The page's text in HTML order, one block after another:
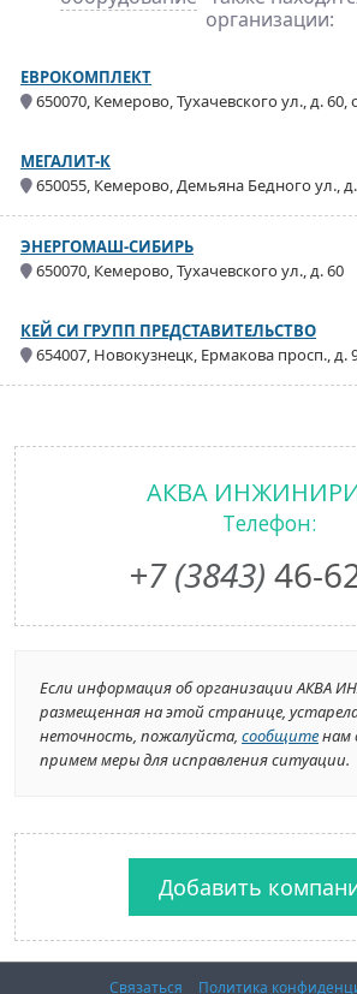
организации:
ЕВРОКОМПЛЕКТ
650070, Кемерово, Тухачевского ул., д. 60,
МЕГАЛИТ-К
650055, Кемерово, Демьяна Бедного ул.,
ЭНЕРГОМАШ-СИБИРЬ
650070, Кемерово, Тухачевского ул., д. 60
КЕЙ СИ ГРУПП ПРЕДСТАВИТЕЛЬСТВО
654007, Новокузнецк, Ермакова просп., д.
АКВА
Телефон:
+7 (3843) 46-
Если информация об организации АКВА
размещенная на этой странице,
неточность, пожалуйста, сообщитенам
примем меры для исправления ситуации.
Добавить
Связаться Политика